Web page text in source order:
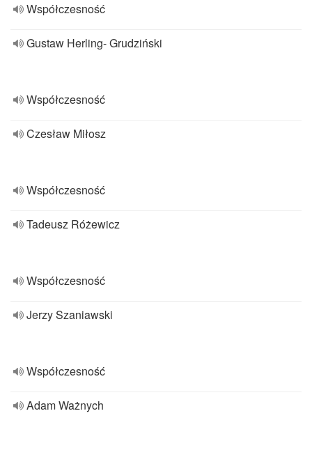
Współczesność
Gustaw Herling- Grudziński
Współczesność
Czesław Miłosz
Współczesność
Tadeusz Różewicz
Współczesność
Jerzy Szaniawski
Współczesność
Adam Ważnych